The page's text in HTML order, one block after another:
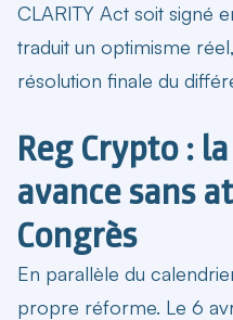
CLARITY Act soit signé
traduit un optimisme
résolution finale du
Reg Crypto :
avance sans
Congrès
En parallèle du
propre réforme. Le 6